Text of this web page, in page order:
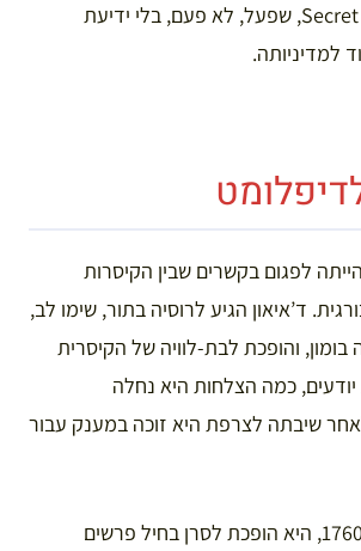
לואי ה-15, Secret du Roi, שפעל, לא פעם, בלי ידיעת
למדיניותה.
לפגום בקשרים שבין הקיסרות
ד’איאון הגיע לרוסיה בתור, שימו לב,
והופכת לבת-לוויה של הקיסרית
יודעים, כמה הצלחות היא נחלה
שיבתה לצרפת היא זוכה במענק עבור
בשובה למולדת ב-1760, היא הופכת לסרן בחיל פרשים